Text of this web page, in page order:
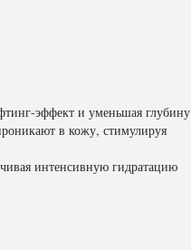
эффект и уменьшая глубину
в кожу, стимулируя
интенсивную гидратацию